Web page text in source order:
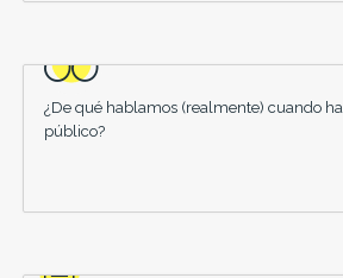
¿De qué hablamos (realmente) cuando
público?